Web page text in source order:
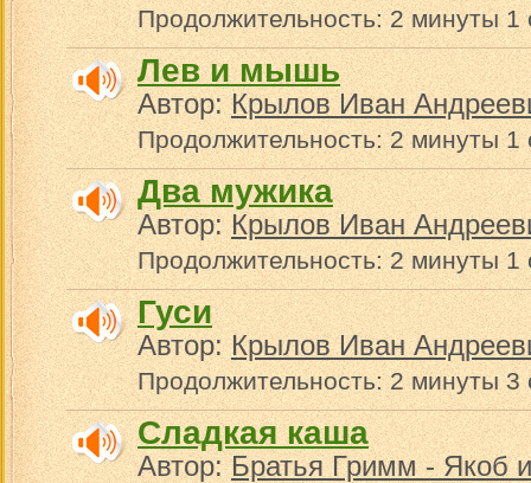
Продолжительность: 2 минуты 1
Лев и мышь
Автор:Крылов Иван
Продолжительность: 2 минуты 1
Два мужика
Автор:Крылов Иван
Продолжительность: 2 минуты 1
Гуси
Автор:Крылов Иван
Продолжительность: 2 минуты 3
Сладкая каша
Автор:Братья Гримм - Якоб